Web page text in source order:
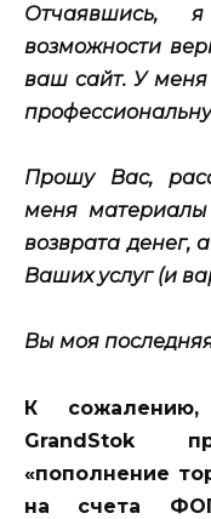
Отчаявшись,
возможности
ваш сайт. У
Прошу Вас,
меня материалы
возврата денег,
Ваших услуг (и
Вы моя
К
GrandStok
«пополнение
на счета